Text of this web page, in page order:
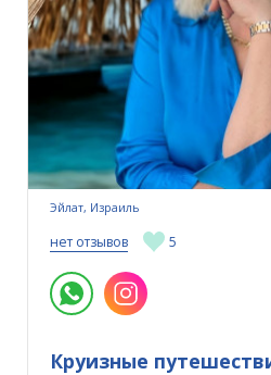
Круизные
Эйлат, Израиль
нет отзывов 5